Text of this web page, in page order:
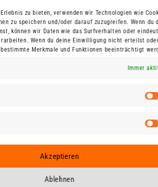
zu bieten, verwenden wir Technologien wie
zu speichern und/oder darauf zuzugreifen. Wenn du
können wir Daten wie das Surfverhalten oder
Wenn du deine Einwilligung nicht erteilst
Merkmale und Funktionen beeinträchtigt
Immer
Akzeptieren
Ablehnen